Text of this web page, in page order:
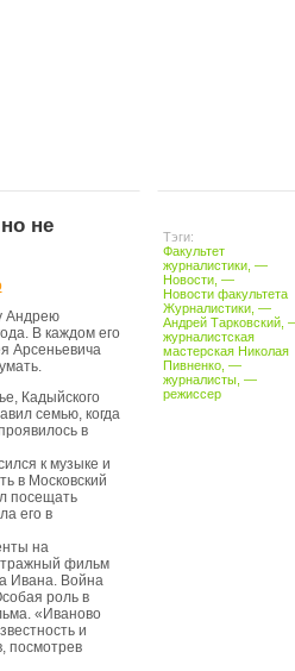
Тэги:
Факультет
журналистики, —
Новости, —
Новости факультета
Журналистики, —
Андрей Тарковский,
журналистская
мастерская Николая
Пивненко, —
журналисты, —
режиссер
не
Андрею
В каждом его
Арсеньевича
Кадыйского
семью, когда
в
к музыке и
в Московский
посещать
его в
на
фильм
Ивана. Война
роль в
«Иваново
и
посмотрев